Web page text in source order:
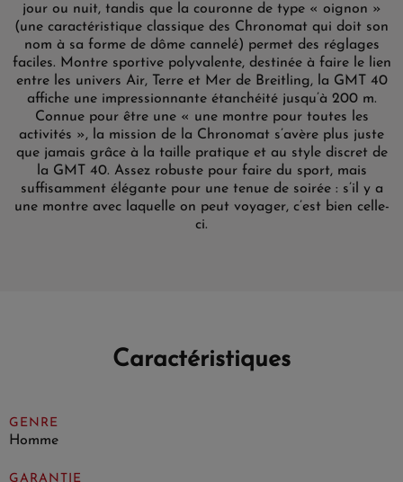
jour ou nuit, tandis que la couronne de type « oignon »
(une caractéristique classique des Chronomat qui doit son
nom à sa forme de dôme cannelé) permet des réglages
faciles. Montre sportive polyvalente, destinée à faire le lien
entre les univers Air, Terre et Mer de Breitling, la GMT 40
affiche une impressionnante étanchéité jusqu’à 200 m.
Connue pour être une « une montre pour toutes les
activités », la mission de la Chronomat s’avère plus juste
que jamais grâce à la taille pratique et au style discret de
la GMT 40. Assez robuste pour faire du sport, mais
suffisamment élégante pour une tenue de soirée : s’il y a
une montre avec laquelle on peut voyager, c’est bien celle-
ci.
Caractéristiques
GENRE
Homme
GARANTIE